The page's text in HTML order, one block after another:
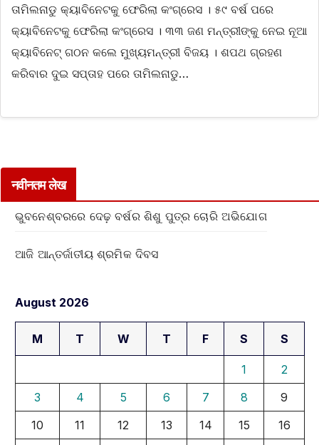
ତାମିଲନାଡୁ କ୍ୟାବିନେଟକୁ ଫେରିଲା କଂଗ୍ରେସ । ୫୯ ବର୍ଷ ପରେ
କ୍ୟାବିନେଟକୁ ଫେରିଲା କଂଗ୍ରେସ । ୩୩ ଜଣ ମନ୍ତ୍ରୀଙ୍କୁ ନେଇ ନୂଆ
କ୍ୟାବିନେଟ୍ ଗଠନ କଲେ ମୁଖ୍ୟମନ୍ତ୍ରୀ ବିଜୟ । ଶପଥ ଗ୍ରହଣ
କରିବାର ଦୁଇ ସପ୍ତାହ ପରେ ତାମିଲନାଡୁ…
नवीनतम लेख
ଭୁବନେଶ୍ବରରେ ଦେଢ଼ ବର୍ଷର ଶିଶୁ ପୁତ୍ର ଚୋରି ଅଭିଯୋଗ
ଆଜି ଆନ୍ତର୍ଜାତୀୟ ଶ୍ରମିକ ଦିବସ
August 2026
M T W T F S S
1
2
3
4 5 6 7 8
9
10
11 12 13 14 15
16